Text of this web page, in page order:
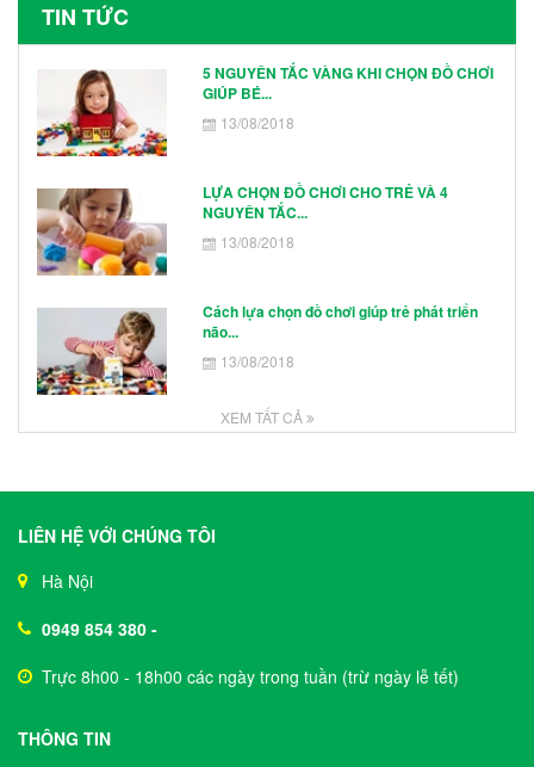
TIN TỨC
5 NGUYÊN TẮC VÀNG KHI CHỌN ĐỒ CHƠI
GIÚP BÉ...
13/08/2018
LỰA CHỌN ĐỒ CHƠI CHO TRẺ VÀ 4
NGUYÊN TẮC...
13/08/2018
Cách lựa chọn đồ chơi giúp trẻ phát triển
não...
13/08/2018
XEM TẤT CẢ
LIÊN HỆ VỚI CHÚNG TÔI
Hà Nội
0949 854 380 -
Trực 8h00 - 18h00 các ngày trong tuần (trừ ngày lễ tết)
THÔNG TIN